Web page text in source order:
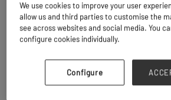
We use cookies to improve your user
allow us and third parties to customise the
see across websites and social media. You
configure cookies individually.
Configure